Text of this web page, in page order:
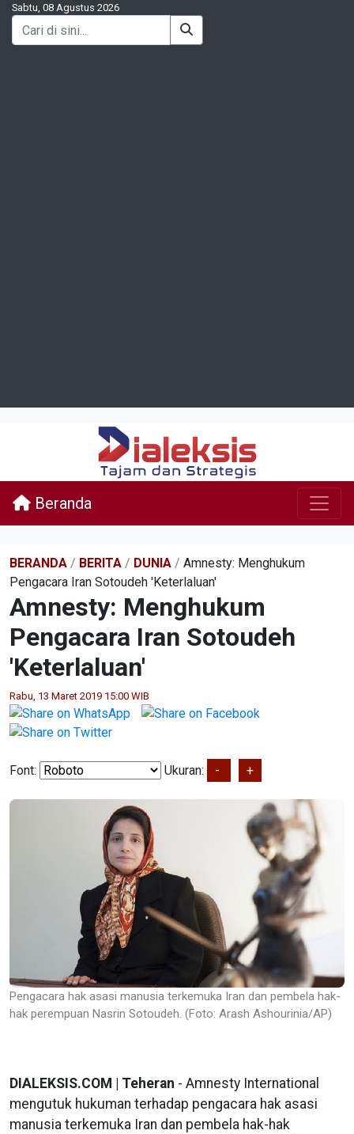
Sabtu, 08 Agustus 2026
Beranda
BERANDA / BERITA / DUNIA / Amnesty: Menghukum
Pengacara Iran Sotoudeh 'Keterlaluan'
Amnesty: Menghukum
Pengacara Iran Sotoudeh
'Keterlaluan'
Rabu, 13 Maret 2019 15:00 WIB
Font: Ukuran: - +
Pengacara hak asasi manusia terkemuka Iran dan pembela hak-
hak perempuan Nasrin Sotoudeh. (Foto: Arash Ashourinia/AP)
DIALEKSIS.COM | Teheran - Amnesty International
mengutuk hukuman terhadap pengacara hak asasi
manusia terkemuka Iran dan pembela hak-hak